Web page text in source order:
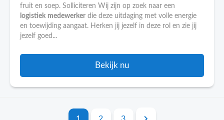
fruit en soep. Solliciteren Wij zijn op zoek naar een
logistiek medewerker die deze uitdaging met volle energie
en toewijding aangaat. Herken jij jezelf in deze rol en zie jij
jezelf goed...
Bekijk nu